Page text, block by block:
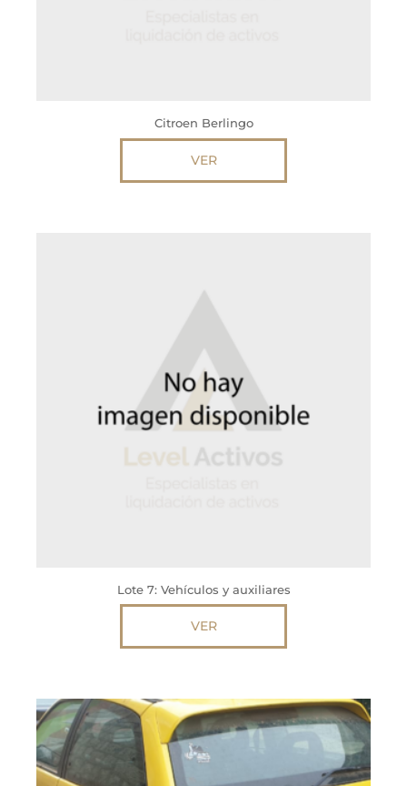
Citroen Berlingo
VER
Lote 7: Vehículos y auxiliares
VER